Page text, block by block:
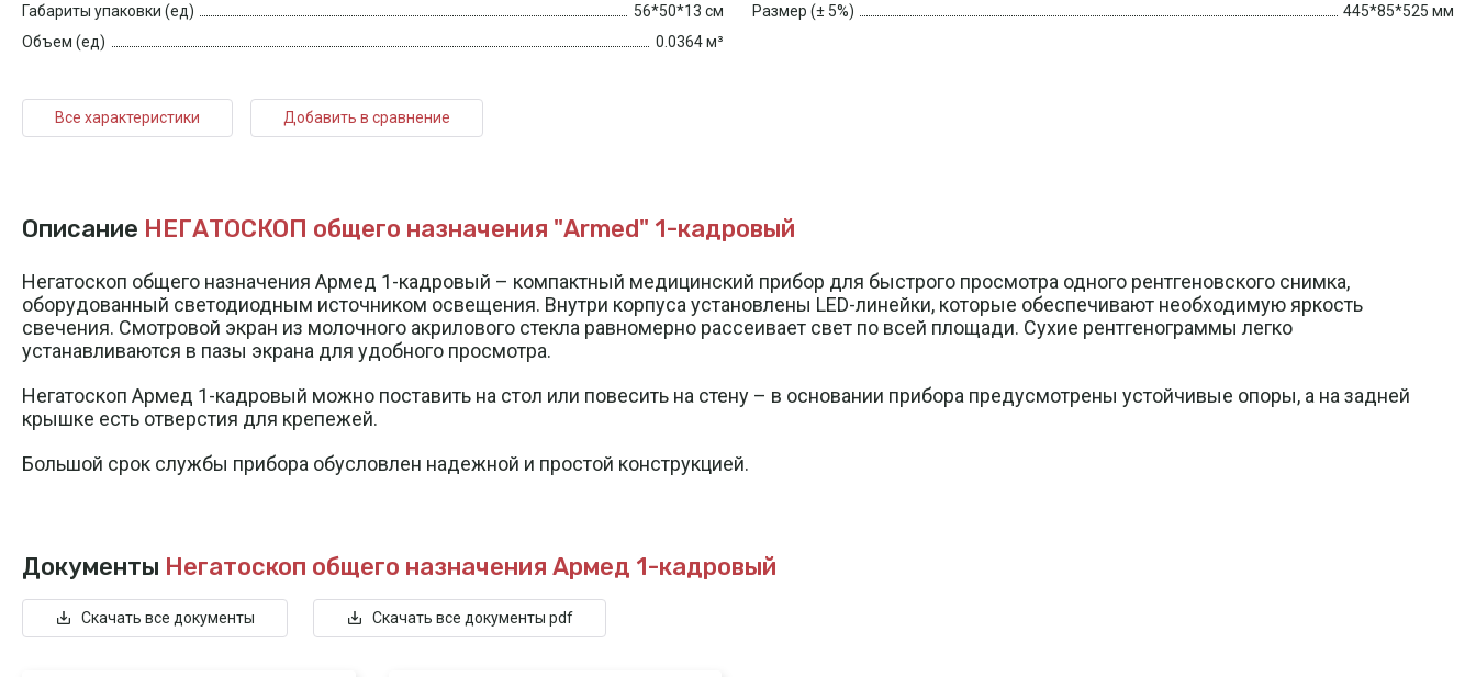
Габариты упаковки (ед)
56*50*13 см
Объем (ед)
0.0364 м³
Размер (± 5%)
445*85*525 мм
Все характеристики Добавить в сравнение
Описание НЕГАТОСКОП общего назначения "Armed" 1-кадровый
Негатоскоп общего назначения Армед 1-кадровый – компактный медицинский прибор для быстрого просмотра одного рентгеновского снимка,
оборудованный светодиодным источником освещения. Внутри корпуса установлены LED-линейки, которые обеспечивают необходимую яркость
свечения. Смотровой экран из молочного акрилового стекла равномерно рассеивает свет по всей площади. Сухие рентгенограммы легко
устанавливаются в пазы экрана для удобного просмотра.
Негатоскоп Армед 1-кадровый можно поставить на стол или повесить на стену – в основании прибора предусмотрены устойчивые опоры, а на задней
крышке есть отверстия для крепежей.
Большой срок службы прибора обусловлен надежной и простой конструкцией.
Документы Негатоскоп общего назначения Армед 1-кадровый
Скачать все документы Скачать все документы pdf